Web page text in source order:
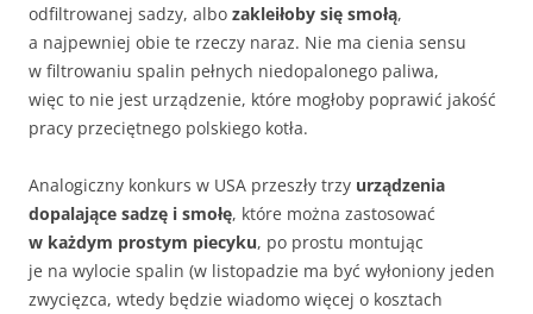
odfiltrowanej sadzy, albo zakleiłoby się smołą,
a najpewniej obie te rzeczy naraz. Nie ma cienia sensu
w filtrowaniu spalin pełnych niedopalonego paliwa,
więc to nie jest urządzenie, które mogłoby poprawić jakość
pracy przeciętnego polskiego kotła.
Analogiczny konkurs w USA przeszły trzy urządzenia
dopalające sadzę i smołę, które można zastosować
w każdym prostym piecyku, po prostu montując
je na wylocie spalin (w listopadzie ma być wyłoniony jeden
zwycięzca, wtedy będzie wiadomo więcej o kosztach